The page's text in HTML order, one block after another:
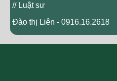
// Luật sư
Đào thị Liên - 0916.16.2618